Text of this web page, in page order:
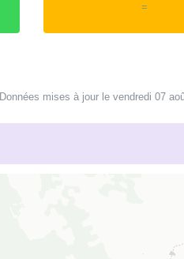
=
Données mises à jour le vendredi 07